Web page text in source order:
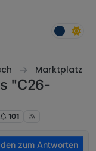
Marktplatz
"C26-
101
zum Antworten